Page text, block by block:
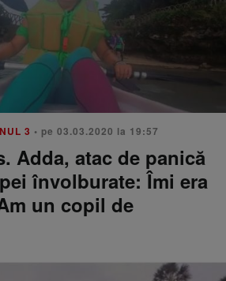
3 • pe 03.03.2020 la 19:57
Adda, atac de panică
învolburate: Îmi era
un copil de